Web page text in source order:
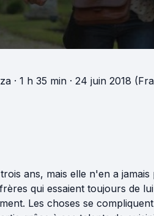
· 1 h 35 min · 24 juin 2018
ans, mais elle n'en a
qui essaient toujours de
Les choses se